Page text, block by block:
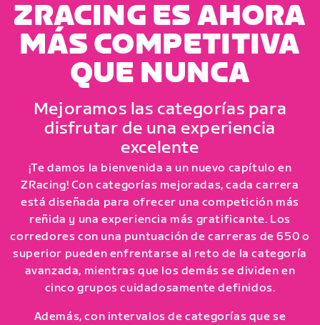
ZRACING ES AHORA
MÁS COMPETITIVA
QUE NUNCA
Mejoramos las categorías para
disfrutar de una experiencia
excelente
¡Te damos la bienvenida a un nuevo capítulo en
ZRacing! Con categorías mejoradas, cada carrera
está diseñada para ofrecer una competición más
reñida y una experiencia más gratificante. Los
corredores con una puntuación de carreras de 650 o
superior pueden enfrentarse al reto de la categoría
avanzada, mientras que los demás se dividen en
cinco grupos cuidadosamente definidos.
Además, con intervalos de categorías que se